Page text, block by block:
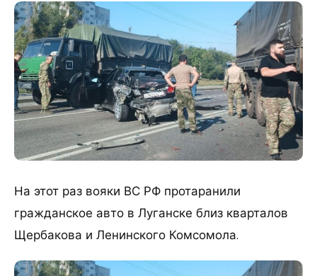
На этот раз вояки ВС РФ протаранили
гражданское авто в Луганске близ кварталов
Щербакова и Ленинского Комсомола.